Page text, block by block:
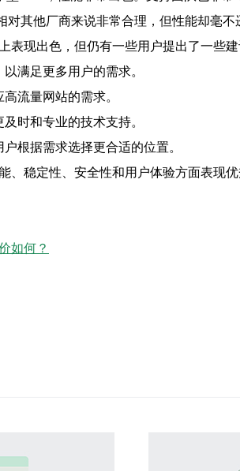
其他厂商来说非常合理，但性能却毫不
表现出色，但仍有一些用户提出了一些建
满足更多用户的需求。
流量网站的需求。
时和专业的技术支持。
根据需求选择更合适的位置。
、稳定性、安全性和用户体验方面表现
如何？